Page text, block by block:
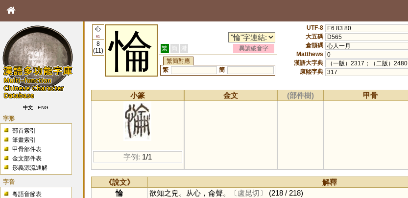
中文 ENG
字形
部首索引
筆畫索引
甲骨部件表
金文部件表
形義源流通解
字音
粵語音節表
心
61
8
(11)
惀 繁 簡 港
異讀破音字
繁簡對應
繁
簡
UTF-8
E6 83 80
大五碼
D565
倉頡碼 心人一月
Matthews
0
漢語大字典
（一版）2317；（二版）2480
康熙字典 317
小篆
字例: 1/1
金文 (部件樹) 甲骨
《說文》 解釋
惀
欲知之皃。从心，侖聲。 〔盧昆切〕 (218 / 218)